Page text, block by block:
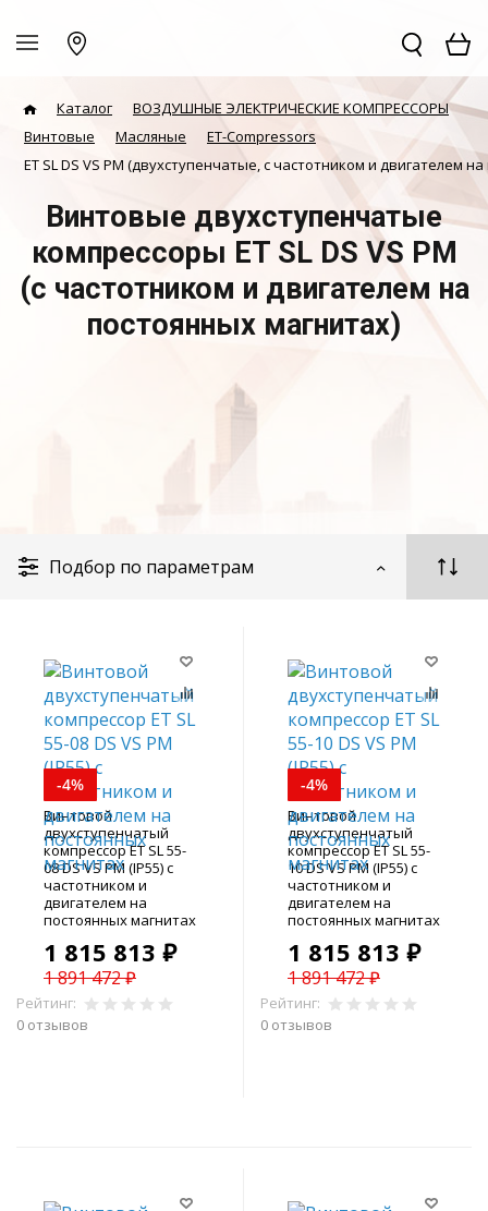
Каталог
ВОЗДУШНЫЕ ЭЛЕКТРИЧЕСКИЕ КОМПРЕССОРЫ
Винтовые
Масляные
ET-Compressors
ET SL DS VS PM (двухступенчатые, с частотником и двигателем
Винтовые двухступенчатые
компрессоры ET SL DS VS PM
(с частотником и двигателем на
постоянных магнитах)
Подбор по параметрам
-4%
Винтовой
двухступенчатый
компрессор ET SL 55-
08 DS VS PM (IP55) с
частотником и
двигателем на
постоянных магнитах
1 815 813 ₽
1 891 472 ₽
Рейтинг:
0 отзывов
-4%
Винтовой
двухступенчатый
компрессор ET SL 55-
10 DS VS PM (IP55) с
частотником и
двигателем на
постоянных магнитах
1 815 813 ₽
1 891 472 ₽
Рейтинг:
0 отзывов